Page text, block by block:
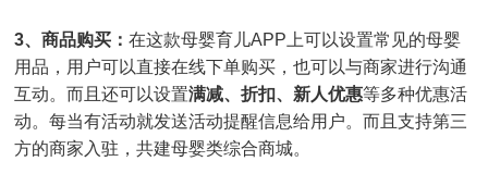
3、商品购买： 在这款母婴育儿APP上可以设置常见的母婴
用品，用户可以直接在线下单购买，也可以与商家进行沟通
互动。而且还可以设置满减、折扣、新人优惠等多种优惠活
动。每当有活动就发送活动提醒信息给用户。而且支持第三
方的商家入驻，共建母婴类综合商城。